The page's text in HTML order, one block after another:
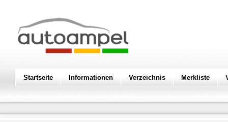
Startseite Informationen Verzeichnis Merkliste